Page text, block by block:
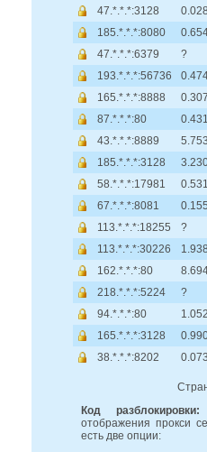
47.*.*.*:3128
185.*.*.*:8080
47.*.*.*:6379
?
193.*.*.*:56736
165.*.*.*:8888
87.*.*.*:80
43.*.*.*:8889
185.*.*.*:3128
58.*.*.*:17981
67.*.*.*:8081
113.*.*.*:18255
?
113.*.*.*:30226
162.*.*.*:80
218.*.*.*:5224
?
94.*.*.*:80
165.*.*.*:3128
38.*.*.*:8202
Код разблокировки:
отображения прокси
есть две опции: